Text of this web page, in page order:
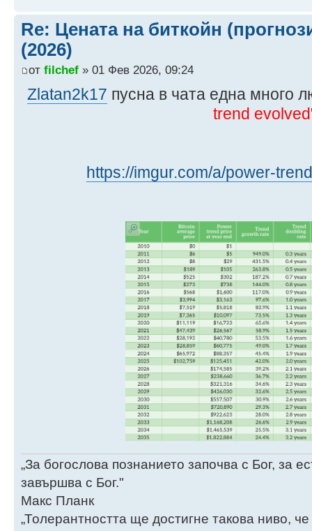
Re: Цената на биткойн
(2026)
от filchef » 01 Фев 2026, 09:24
Zlatan2k17 пусна в чата една много
trend evolved
https://imgur.com/a/power-
„За богослова познанието започва с Бог, за
завършва с Бог."
Макс Планк
„Толерантността ще достигне такова ниво,